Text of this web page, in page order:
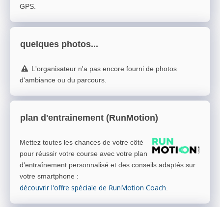
GPS.
quelques photos...
L'organisateur n'a pas encore fourni de photos
d'ambiance ou du parcours.
plan d'entrainement (RunMotion)
Mettez toutes les chances de votre côté
pour réussir votre course avec votre plan
d'entraînement personnalisé et des conseils adaptés sur
votre smartphone :
découvrir l'offre spéciale de RunMotion Coach.